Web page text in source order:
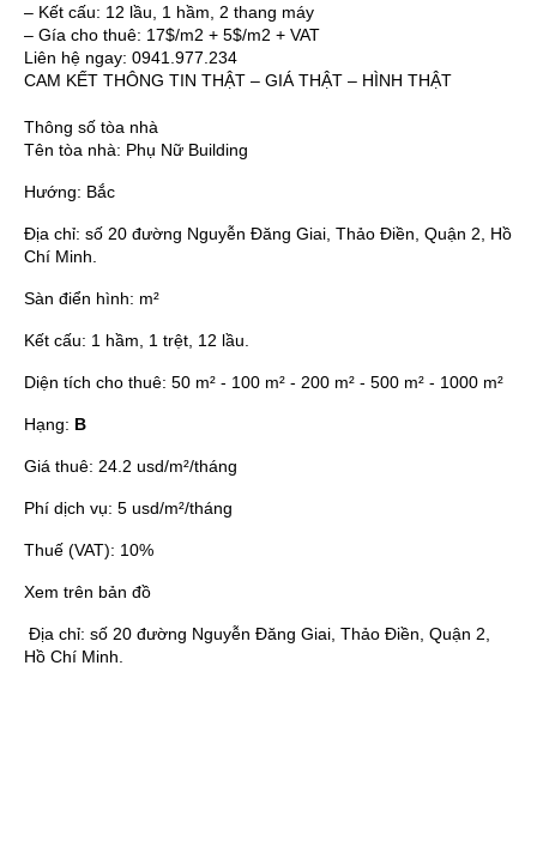
– Kết cấu: 12 lầu, 1 hầm, 2 thang máy
– Gía cho thuê: 17$/m2 + 5$/m2 + VAT
Liên hệ ngay: 0941.977.234
CAM KẾT THÔNG TIN THẬT – GIÁ THẬT – HÌNH THẬT
Thông số tòa nhà
Tên tòa nhà: Phụ Nữ Building
Hướng: Bắc
Địa chỉ: số 20 đường Nguyễn Đăng Giai, Thảo Điền, Quận 2, Hồ
Chí Minh.
Sàn điển hình: m²
Kết cấu: 1 hầm, 1 trệt, 12 lầu.
Diện tích cho thuê: 50 m² - 100 m² - 200 m² - 500 m² - 1000 m²
Hạng: B
Giá thuê: 24.2 usd/m²/tháng
Phí dịch vụ: 5 usd/m²/tháng
Thuế (VAT): 10%
Xem trên bản đồ
Địa chỉ: số 20 đường Nguyễn Đăng Giai, Thảo Điền, Quận 2,
Hồ Chí Minh.